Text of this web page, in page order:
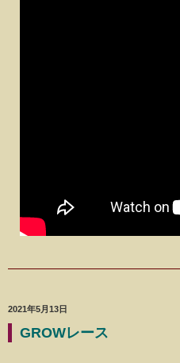
2021年5月13日
GROWレース